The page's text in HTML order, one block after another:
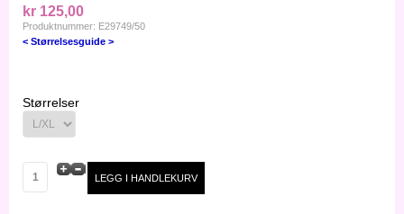
kr 125,00
Produktnummer: E29749/50
< Størrelsesguide >
Størrelser